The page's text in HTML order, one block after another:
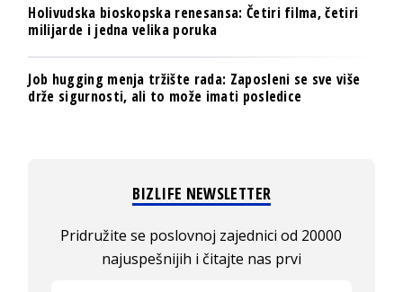
Holivudska bioskopska renesansa: Četiri filma, četiri
milijarde i jedna velika poruka
Job hugging menja tržište rada: Zaposleni se sve više
drže sigurnosti, ali to može imati posledice
BIZLIFE NEWSLETTER
Pridružite se poslovnoj zajednici od 20000
najuspešnijih i čitajte nas prvi